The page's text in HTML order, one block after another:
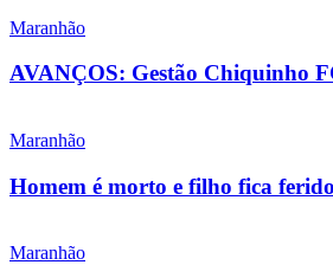
Maranhão
AVANÇOS: Gestão Chiquinho
Maranhão
Homem é morto e filho fica
Maranhão